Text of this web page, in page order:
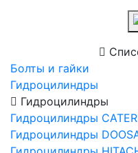
Болты и гайки
Гидроцилиндры
Гидроцилиндры
Гидроцилиндры
Гидроцилиндры